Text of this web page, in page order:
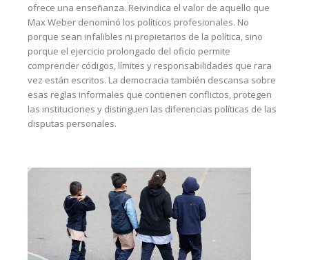
ofrece una enseñanza. Reivindica el valor de aquello que
Max Weber denominó los políticos profesionales. No
porque sean infalibles ni propietarios de la política, sino
porque el ejercicio prolongado del oficio permite
comprender códigos, límites y responsabilidades que rara
vez están escritos. La democracia también descansa sobre
esas reglas informales que contienen conflictos, protegen
las instituciones y distinguen las diferencias políticas de las
disputas personales.